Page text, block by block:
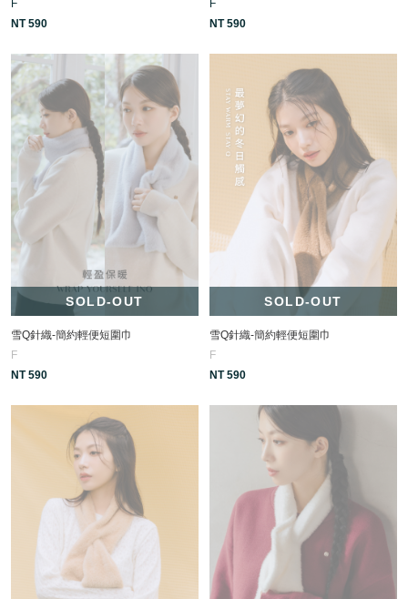
F
NT 590
F
NT 590
SOLD-OUT
雪Q針織-簡約輕便短圍巾
F
NT 590
SOLD-OUT
雪Q針織-簡約輕便短圍巾
F
NT 590